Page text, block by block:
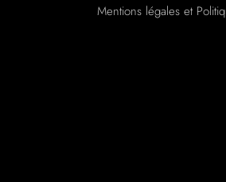
Mentions légales et